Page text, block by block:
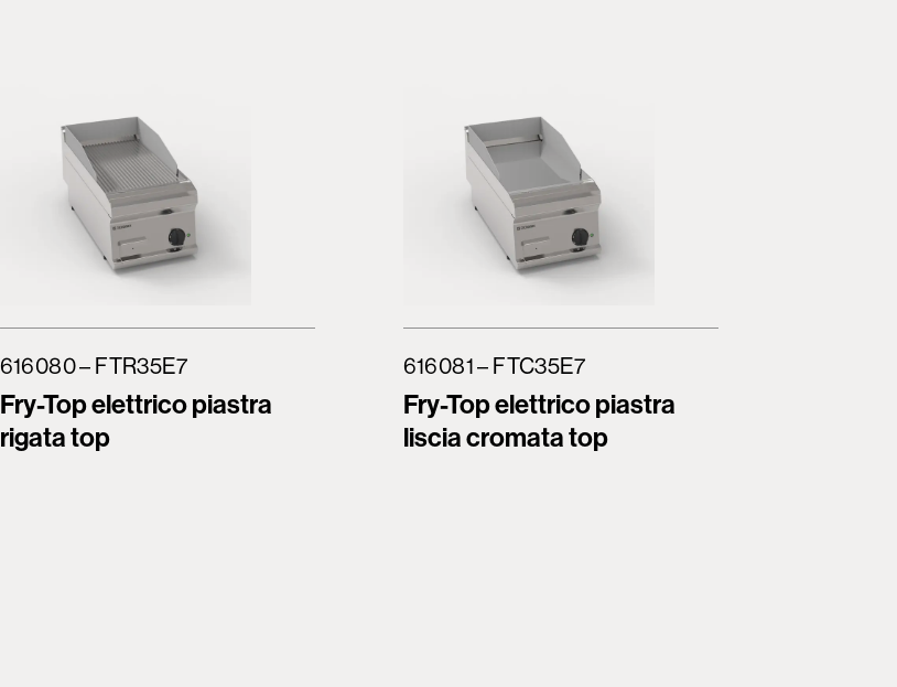
Fry-Top elettrico piastra
rigata top
616080 – FTR35E7
Fry-Top elettrico piastra
liscia cromata top
616081 – FTC35E7